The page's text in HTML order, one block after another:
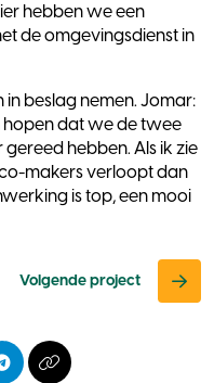
hebben we een
de omgevingsdienst in
beslag nemen. Jomar:
hopen dat we de twee
hebben. Als ik zie
makers verloopt dan
is top, een mooi
Volgende project
TelegramKopieer naar